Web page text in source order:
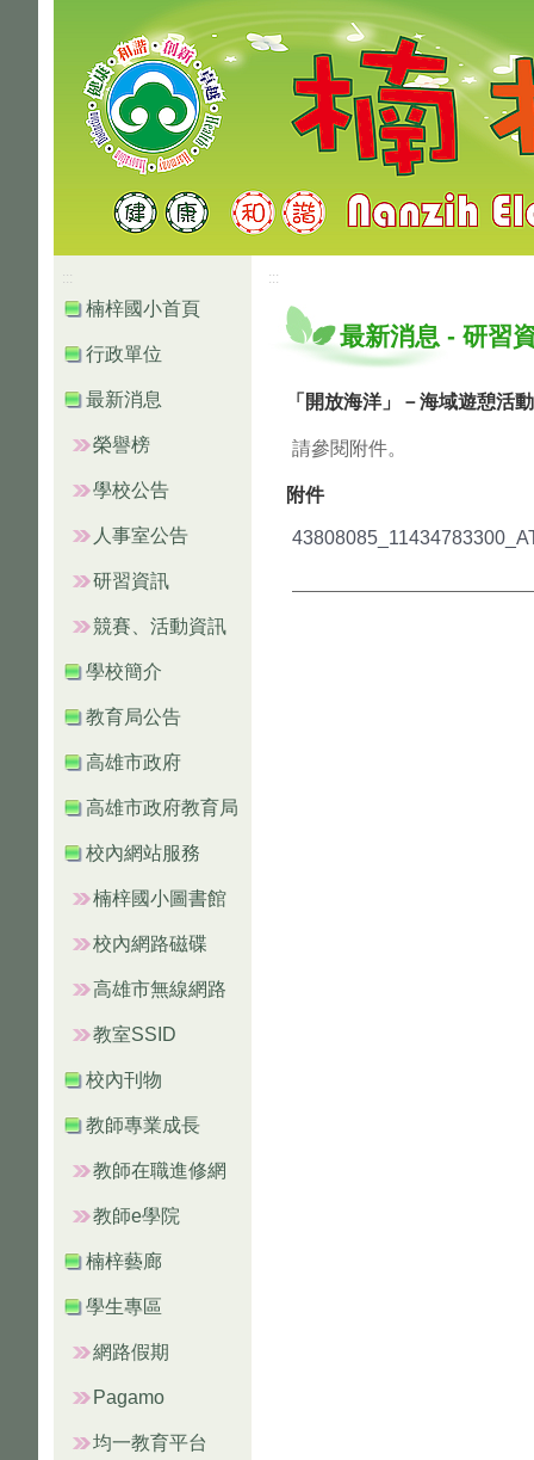
高雄市楠梓區楠梓國小
:::
楠梓國小首頁
行政單位
最新消息
榮譽榜
學校公告
人事室公告
研習資訊
競賽、活動資訊
學校簡介
教育局公告
高雄市政府
高雄市政府教育局
校內網站服務
楠梓國小圖書館
校內網路磁碟
高雄市無線網路
教室SSID
校內刊物
教師專業成長
教師在職進修網
教師e學院
楠梓藝廊
學生專區
網路假期
Pagamo
均一教育平台
:::
最新消息 - 研習
「開放海洋」－海域遊憩活
請參閱附件。
附件